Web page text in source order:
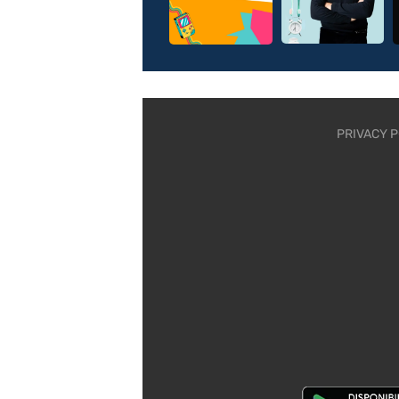
PRIVACY